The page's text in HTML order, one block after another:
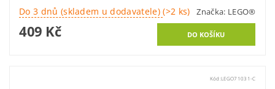
Do 3 dnů (skladem u dodavatele)(>2 ks) Značka: LEGO®
409 Kč
Kód:LEGO71031-C